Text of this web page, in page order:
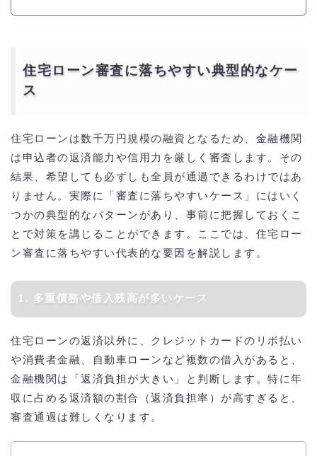
住宅ローン審査に落ちやすい典型的なケー
ス
住宅ローンは数千万円規模の融資となるため、金融機関
は申込者の返済能力や信用力を厳しく審査します。その
結果、希望しても必ずしも全員が通過できるわけではあ
りません。実際に「審査に落ちやすいケース」にはいく
つかの典型的なパターンがあり、事前に把握しておくこ
とで対策を講じることができます。ここでは、住宅ロー
ン審査に落ちやすい代表的な要因を解説します。
1. 多重債務や借入残高が多いケース
住宅ローンの返済以外に、クレジットカードのリボ払い
や消費者金融、自動車ローンなど複数の借入があると、
金融機関は「返済負担が大きい」と判断します。特に年
収に占める返済額の割合（返済負担率）が高すぎると、
審査通過は難しくなります。